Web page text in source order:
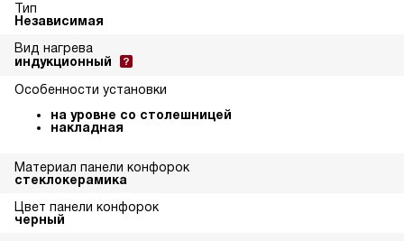
Тип
Независимая
Вид нагрева
индукционный
Особенности установки
на уровне со столешницей
накладная
Материал панели конфорок
стеклокерамика
Цвет панели конфорок
черный